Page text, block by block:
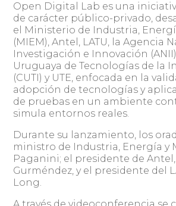
Open Digital Lab es una
de carácter público-privado,
el Ministerio de Industria,
(MIEM), Antel, LATU, la Agencia
Investigación e Innovación
Uruguaya de Tecnologías de la
(CUTI) y UTE, enfocada en la
adopción de tecnologías y
de pruebas en un ambiente
simula entornos reales.
Durante su lanzamiento, los
ministro de Industria, Energía y
Paganini; el presidente de Antel,
Gurméndez, y el presidente del
Long.